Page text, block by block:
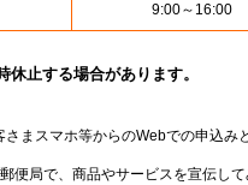
9:00～16:00
止する場合があります。
まスマホ等からのWebでの申込み
便局で、商品やサービスを宣伝して